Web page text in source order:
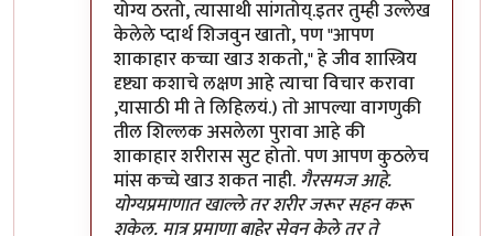
योग्य ठरतो, त्यासाथी सांगतोय्.इतर तुम्ही उल्लेख
केलेले प्दार्थ शिजवुन खातो, पण "आपण
शाकाहार कच्चा खाउ शकतो," हे जीव शास्त्रिय
दृष्ट्या कशाचे लक्षण आहे त्याचा विचार करावा
,यासाठी मी ते लिहिलयं.) तो आपल्या वागणुकी
तील शिल्लक असलेला पुरावा आहे की
शाकाहार शरीरास सुट होतो. पण आपण कुठलेच
मांस कच्चे खाउ शकत नाही.गैरसमज आहे.
योग्यप्रमाणात खाल्ले तर शरीर जरूर सहन करू
शकेल. मात्र प्रमाणा बाहेर सेवन केले तर ते